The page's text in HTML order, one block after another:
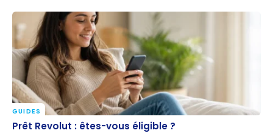
Prêt Revolut : êtes-vous éligible ?
GUIDES
Prêt Revolut : êtes-vous éligible ?